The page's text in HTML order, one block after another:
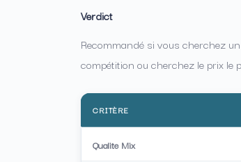
Verdict
Recommandé si vous cherchez un
compétition ou cherchez le prix le
CRITÈRE
Qualite Mix